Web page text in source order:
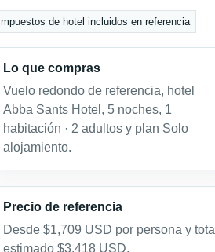
Impuestos de hotel incluidos en referencia
Lo que compras
Vuelo redondo de referencia, hotel
Abba Sants Hotel, 5 noches, 1
habitación · 2 adultos y plan Solo
alojamiento.
Precio de referencia
Desde $1,709 USD por persona y total
estimado $3,418 USD.